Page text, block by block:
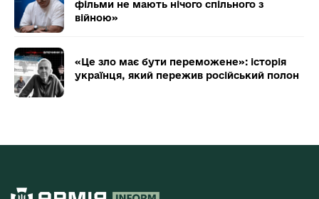
фільми не мають нічого спільного з
війною»
«Це зло має бути переможене»: історія
українця, який пережив російський полон